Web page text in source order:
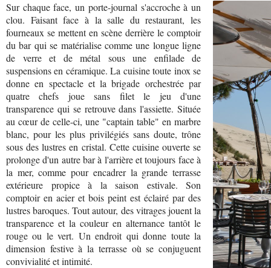
Sur chaque face, un porte-journal s'accroche à un
clou. Faisant face à la salle du restaurant, les
fourneaux se mettent en scène derrière le comptoir
du bar qui se matérialise comme une longue ligne
de verre et de métal sous une enfilade de
suspensions en céramique. La cuisine toute inox se
donne en spectacle et la brigade orchestrée par
quatre chefs joue sans filet le jeu d'une
transparence qui se retrouve dans l'assiette. Située
au cœur de celle-ci, une "captain table" en marbre
blanc, pour les plus privilégiés sans doute, trône
sous des lustres en cristal. Cette cuisine ouverte se
prolonge d'un autre bar à l'arrière et toujours face à
la mer, comme pour encadrer la grande terrasse
extérieure propice à la saison estivale. Son
comptoir en acier et bois peint est éclairé par des
lustres baroques. Tout autour, des vitrages jouent la
transparence et la couleur en alternance tantôt le
rouge ou le vert. Un endroit qui donne toute la
dimension festive à la terrasse où se conjuguent
convivialité et intimité.